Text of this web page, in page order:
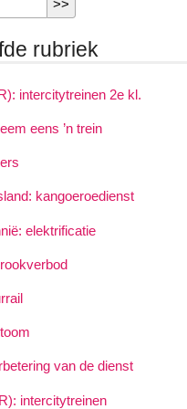
rubriek
intercitytreinen 2e kl.
eens ’n trein
kangoeroedienst
elektrificatie
van de dienst
intercitytreinen